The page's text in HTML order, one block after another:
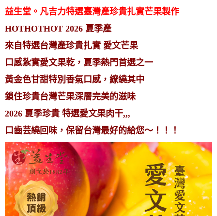
益生堂。凡吉力特選臺灣產珍貴扎實芒果製作
HOTHOTHOT 2026 夏季產
來自特選台灣產珍貴扎實 愛文芒果
口感紮實愛文果乾，夏季熱門首選之一
黃金色甘甜特別香氣口感，繚繞其中
鎖住珍貴台灣芒果深層完美的滋味
2026 夏季珍貴 特選愛文果肉干,,,
口齒芸繞回味，保留台灣最好的給您～！！！